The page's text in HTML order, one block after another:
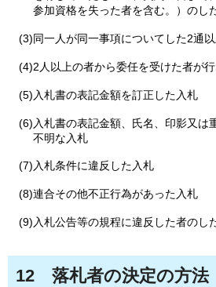
参加資格を失った者を含む。）のし
(3)同一人が同一事項についてした2通
(4)2人以上の者から委任を受けた者が
(5)入札書の表記金額を訂正した入札
(6)入札書の表記金額、氏名、印影又は
不明な入札
(7)入札条件に違反した入札
(8)連合その他不正行為があった入札
(9)入札公告等の規程に違反した者のし
12 落札者の決定の方法